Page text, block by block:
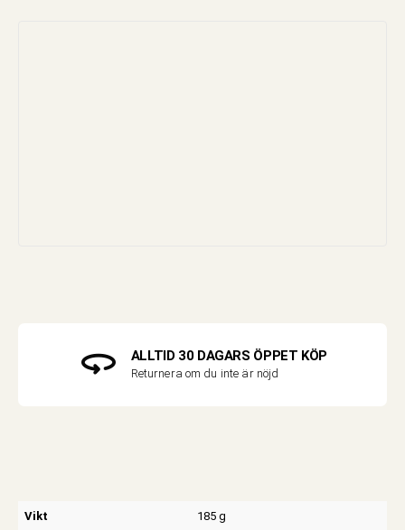
ALLTID 30 DAGARS ÖPPET KÖP
Returnera om du inte är nöjd
Vikt 185 g